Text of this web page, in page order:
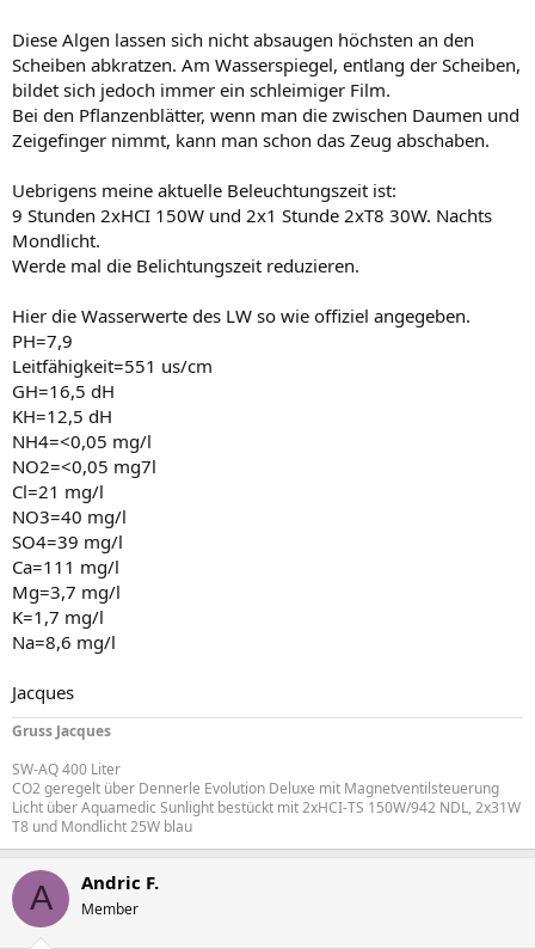
Diese Algen lassen sich nicht absaugen höchsten an den
Scheiben abkratzen. Am Wasserspiegel, entlang der Scheiben,
bildet sich jedoch immer ein schleimiger Film.
Bei den Pflanzenblätter, wenn man die zwischen Daumen und
Zeigefinger nimmt, kann man schon das Zeug abschaben.
Uebrigens meine aktuelle Beleuchtungszeit ist:
9 Stunden 2xHCI 150W und 2x1 Stunde 2xT8 30W. Nachts
Mondlicht.
Werde mal die Belichtungszeit reduzieren.
Hier die Wasserwerte des LW so wie offiziel angegeben.
PH=7,9
Leitfähigkeit=551 us/cm
GH=16,5 dH
KH=12,5 dH
NH4=<0,05 mg/l
NO2=<0,05 mg7l
Cl=21 mg/l
NO3=40 mg/l
SO4=39 mg/l
Ca=111 mg/l
Mg=3,7 mg/l
K=1,7 mg/l
Na=8,6 mg/l
Jacques
Gruss Jacques
SW-AQ 400 Liter
CO2 geregelt über Dennerle Evolution Deluxe mit Magnetventilsteuerung
Licht über Aquamedic Sunlight bestückt mit 2xHCI-TS 150W/942 NDL, 2x31W
T8 und Mondlicht 25W blau
A Andric F.
Member